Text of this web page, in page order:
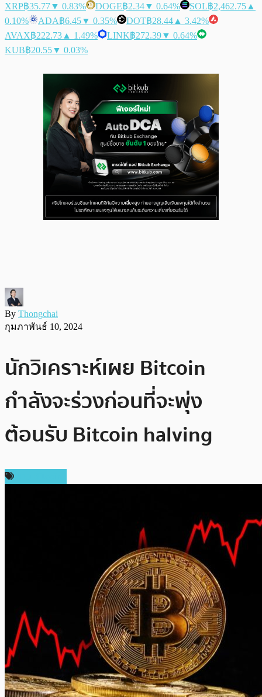
XRP฿35.77▼ 0.83% DOGE฿2.34▼ 0.64% SOL฿2,462.75 ▲
0.10%
ADA฿6.45▼ 0.35% DOT฿28.44 ▲ 3.42%
AVAX฿222.73 ▲ 1.49% LINK฿272.39▼ 0.64%
KUB฿20.55▼ 0.03%
By Thongchai
กุมภาพันธ์ 10, 2024
นักวิเคราะห์เผย Bitcoin
กำลังจะร่วงก่อนที่จะพุ่ง
ต้อนรับ Bitcoin halving